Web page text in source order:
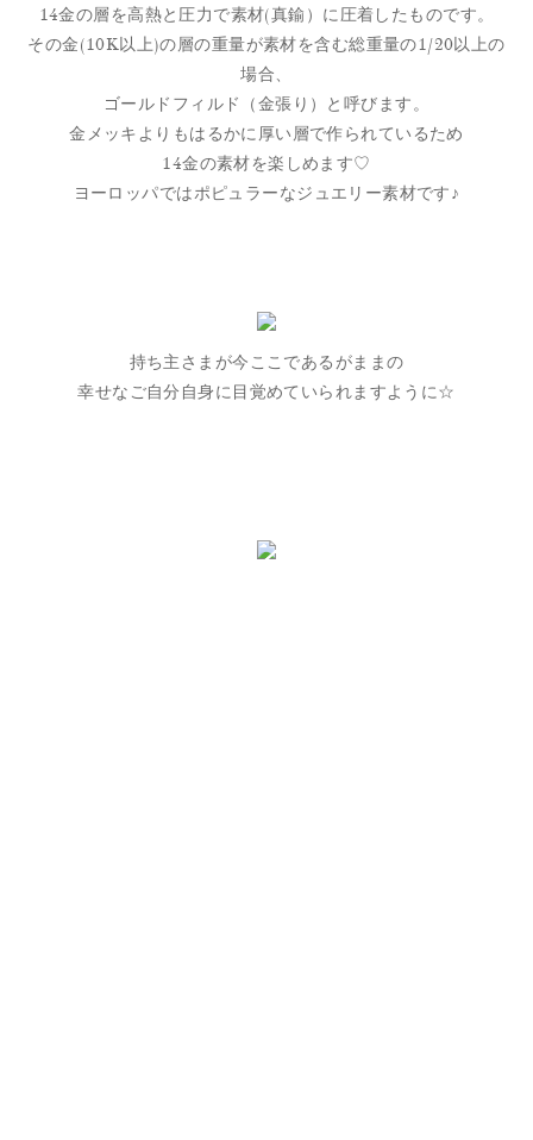
14金の層を高熱と圧力で素材(真鍮）に圧着したものです。
その金(10K以上)の層の重量が素材を含む総重量の1/20以上の
場合、
ゴールドフィルド（金張り）と呼びます。
金メッキよりもはるかに厚い層で作られているため
14金の素材を楽しめます♡
ヨーロッパではポピュラーなジュエリー素材です♪
持ち主さまが今ここであるがままの
幸せなご自分自身に目覚めていられますように☆